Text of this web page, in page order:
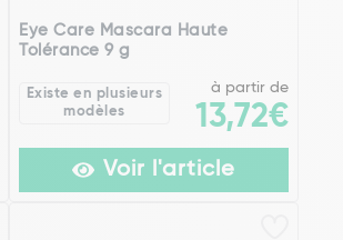
Eye Care Mascara Haute
Tolérance 9 g
Existe en plusieurs
modèles
à partir de
13,72€
Voir l'article